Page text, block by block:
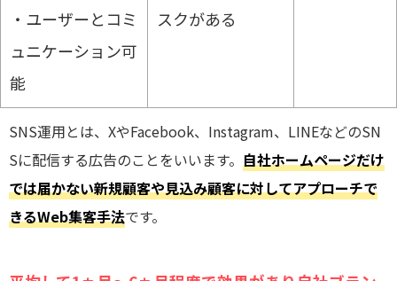
・ユーザーとコミ
ュニケーション可
能
スクがある
SNS運用とは、XやFacebook、Instagram、LINEなどのSN
Sに配信する広告のことをいいます。 自社ホームページだけ
では届かない新規顧客や見込み顧客に対してアプローチで
きるWeb集客手法です。